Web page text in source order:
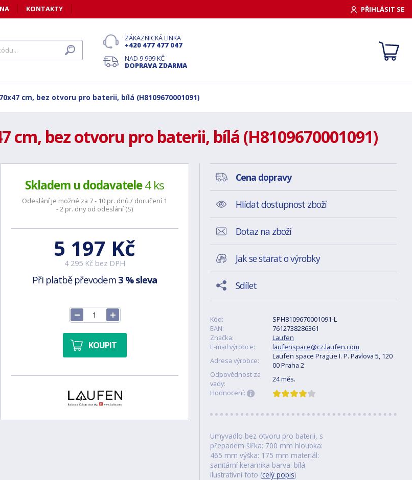
KONTAKTY PŘIHLÁSIT SE
ZÁKAZNICKÁ LINKA
+420 477 477 047
NAD 9 999 KČ
DOPRAVA ZDARMA
cm, bez otvoru pro baterii, bílá (H8109670001091)
cm, bez otvoru pro baterii, bílá (H8109670001091)
Skladem u dodavatele4 ks
Odeslání je možné za 7 - 10 pr. dnů / doručení 1
- 2 pr. dny od odeslání (S)
5 197 Kč
4 295 Kč bez DPH
Při platbě převodem 3 % sleva
KOUPIT
Cena dopravy
Hlídat dostupnost zboží
Dotaz na zboží
Jak se starat o výrobky
Sdílet
Kód:
SPH8109670001091-L
EAN:
7612738286361
Značka:
Laufen
E-mail výrobce:
laufenspace@cz.laufen.com
Adresa výrobce:
Laufen space Prague I. P. Pavlova 5, 120
00 Praha 2
Odpovědnost za
vady:
24 měs.
Hodnocení:
Umyvadlo bez otvoru pro baterii, s
přepadem šířka: 700 mm hloubka:
465­ mm výška: 175 mm materiál:
sanitární keramika barva: bílá
ilustrativní foto (celý popis)